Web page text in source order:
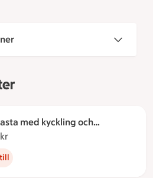
med kyckling och